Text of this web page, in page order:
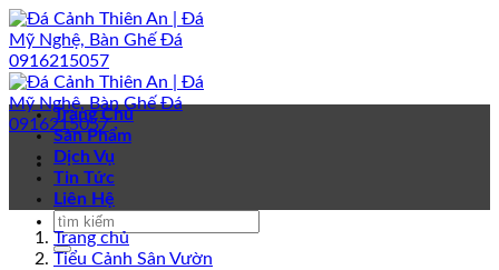
Bỏ
qua
nội
dung
Trang Chủ
Sản Phẩm
Dịch Vụ
Tin Tức
Liên Hệ
Trang chủ
Tiểu Cảnh Sân Vườn